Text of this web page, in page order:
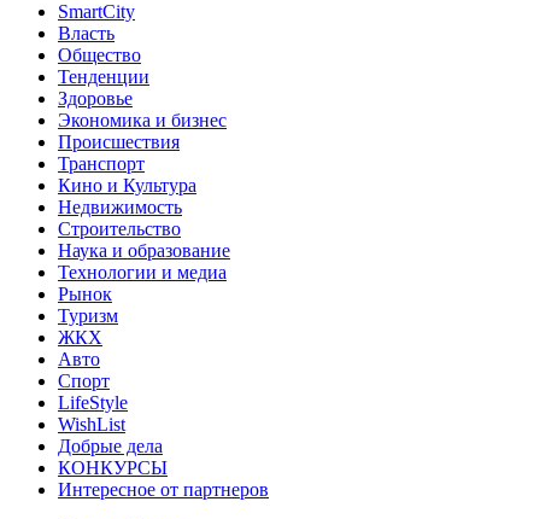
SmartCity
Власть
Общество
Тенденции
Здоровье
Экономика и бизнес
Происшествия
Транспорт
Кино и Культура
Недвижимость
Строительство
Наука и образование
Технологии и медиа
Рынок
Туризм
ЖКХ
Авто
Спорт
LifeStyle
WishList
Добрые дела
КОНКУРСЫ
Интересное от партнеров